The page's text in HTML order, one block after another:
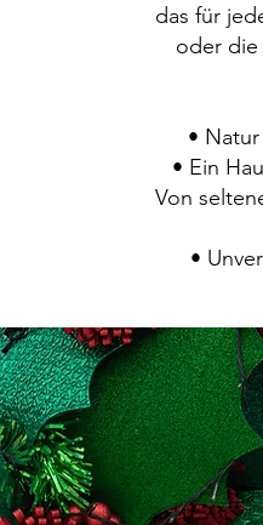
das für
oder die
•
• Ein
Von
•